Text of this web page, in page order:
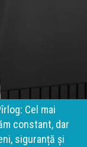
Cel mai
constant, dar
siguranță și